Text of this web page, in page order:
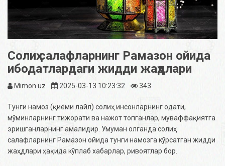
Солиҳ салафларнинг Рамазон ойида
ибодатлардаги жидди жаҳдлари
Mimon.uz 2025-03-13 10:23:32 343
Тунги намоз (қиёми лайл) солиҳ инсонларнинг одати,
мўминларнинг тижорати ва нажот топганлар, муваффақиятга
эришганларнинг амалидир. Умуман олганда солиҳ
салафларнинг Рамазон ойида тунги намозга кўрсатган жидди
жаҳдлари ҳақида кўплаб хабарлар, ривоятлар бор.